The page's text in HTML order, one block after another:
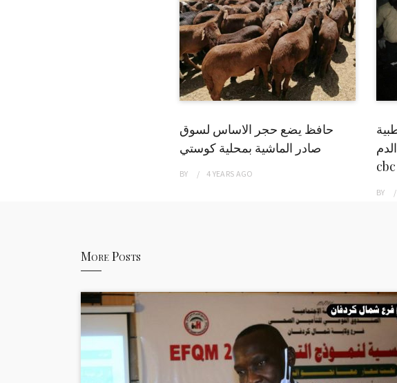
حافظ يضع حجر الاساس لسوق
صادر الماشية بمحلية كوستي
BY 4 YEARS AGO
cbc
BY
More Posts